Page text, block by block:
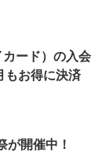
ード）の入会
もお得に決済
が開催中！